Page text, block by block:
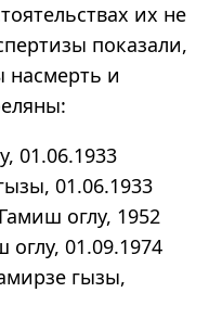
их не
показали,
насмерть и
01.06.1933
01.06.1933
оглу, 1952
01.09.1974
гызы,